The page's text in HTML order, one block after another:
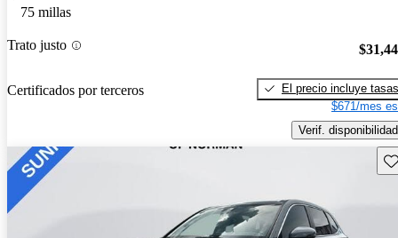
75 millas
Trato justo
Certificados por terceros
El precio incluye tasas
$671/mes
Verif. disponibilidad